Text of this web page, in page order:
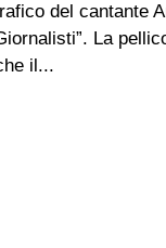
del cantante
La
il...